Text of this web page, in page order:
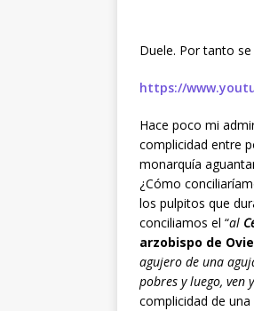
Duele. Por tanto
https://
Hace poco mi
complicidad entre
monarquía
¿Cómo
los pulpitos que
conciliamos el “al
arzobispo de
agujero de una
pobres y luego, ven
complicidad de